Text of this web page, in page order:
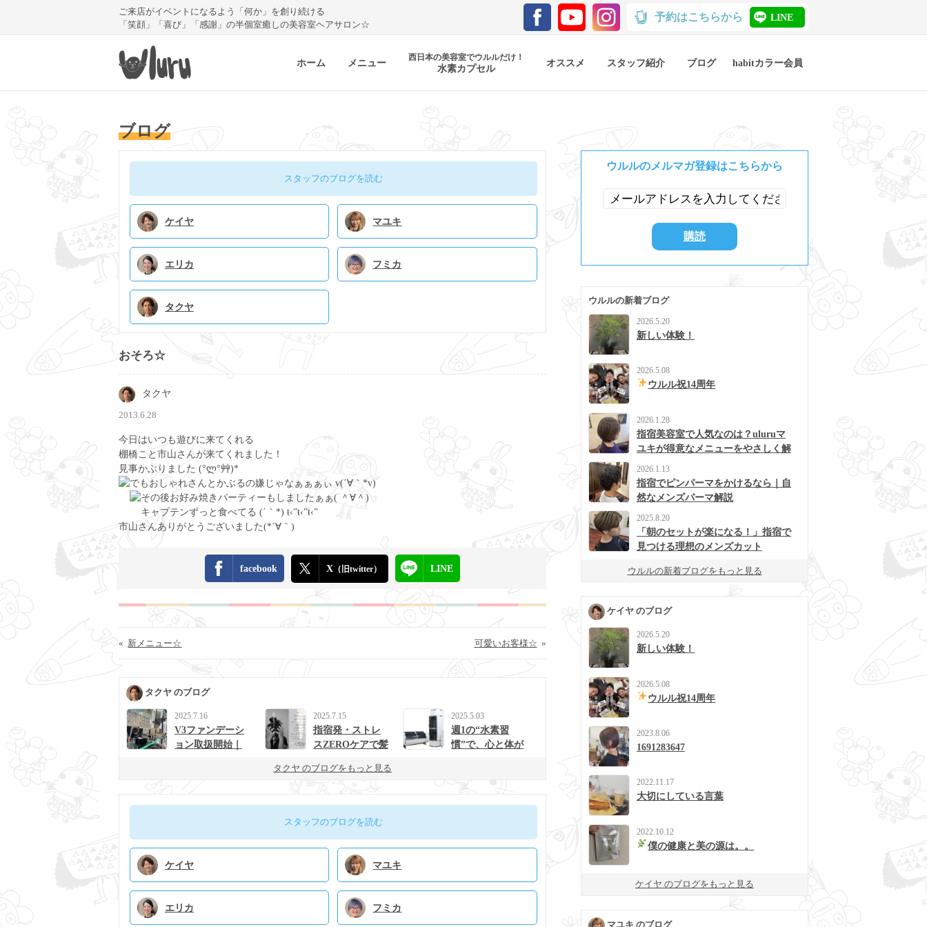
ご来店がイベントになるよう「何か」を創り続ける
「笑顔」「喜び」「感謝」の半個室癒しの美容室ヘアサロン☆
予約はこちらから LINE
ホーム メニュー 西日本の美容室でウルルだけ！
水素カプセル オススメ スタッフ紹介 ブログ habitカラー会員
ブログ
スタッフのブログを読む
ケイヤ マユキ
エリカ フミカ
タクヤ
おそろ☆
タクヤ
2013.6.28
今日はいつも遊びに来てくれる
棚橋こと市山さんが来てくれました！
見事かぶりました (°ლ°艸)*
でもおしゃれさんとかぶるの嫌じゃなぁぁぁぃ v(´∀｀*v)
その後お好み焼きパーティーもしましたぁぁ( ＾∀＾)
キャプテンずっと食べてる (´｀*) ŧ‹”ŧ‹”ŧ‹”
市山さんありがとうございました(*´∀｀)
facebook X （旧twitter） LINE
« 新メニュー☆ »
可愛いお客様☆
タクヤ のブログ
2025.7.16
V3ファンデーシ
ョン取扱開始｜
2025.7.15
指宿発・ストレ
スZEROケアで髪
uの新提案
2025.5.03
週1の“水素習
慣”で、心と体が
タクヤ のブログをもっと見る
スタッフのブログを読む
ケイヤ マユキ
エリカ フミカ
ウルルのメルマガ登録はこちらから
ウルルの新着ブログ
2026.5.20
新しい体験！
2026.5.08
ウルル祝14周年
2026.1.28
指宿美容室で人気なのは？uluruマ
ユキが得意なメニューをやさしく解
2026.1.13
指宿でピンパーマをかけるなら｜自
然なメンズパーマ解説
2025.8.20
「朝のセットが楽になる！」指宿で
見つける理想のメンズカット
ウルルの新着ブログをもっと見る
ケイヤ のブログ
2026.5.20
新しい体験！
2026.5.08
ウルル祝14周年
2023.8.06
1691283647
2022.11.17
大切にしている言葉
2022.10.12
僕の健康と美の源は。。
ケイヤ のブログをもっと見る
マユキ のブログ